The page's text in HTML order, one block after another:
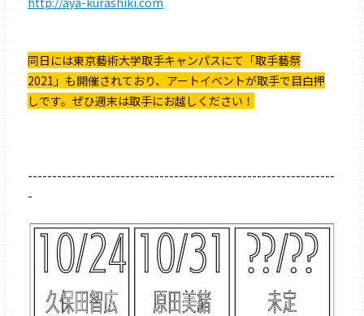
同日には東京藝術大学取手キャンパスにて「取手藝祭
2021」も開催されており、アートイベントが取手で目白押
しです。ぜひ週末は取手にお越しください！
---------------------------------------------------------------
-